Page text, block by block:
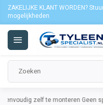
ZAKELIJKE KLANT WORDEN?
mogelijkheden
zelf te monterenGeen